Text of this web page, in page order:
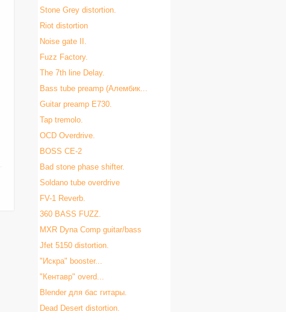
Stone Grey distortion.
Riot distortion
Noise gate II.
Fuzz Factory.
The 7th line Delay.
Bass tube preamp (Алембик...
Guitar preamp E730.
Tap tremolo.
OCD Overdrive.
BOSS CE-2
Bad stone phase shifter.
Soldano tube overdrive
FV-1 Reverb.
360 BASS FUZZ.
MXR Dyna Comp guitar/bass
Jfet 5150 distortion.
"Искра" booster...
"Кентавр" overd...
Blender для бас гитары.
Dead Desert distortion.